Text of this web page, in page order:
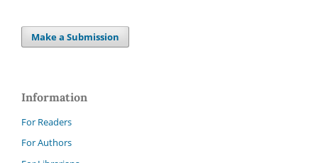
Make a Submission
Information
For Readers
For Authors